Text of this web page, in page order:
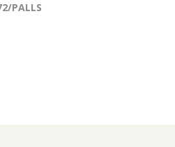
PALLS